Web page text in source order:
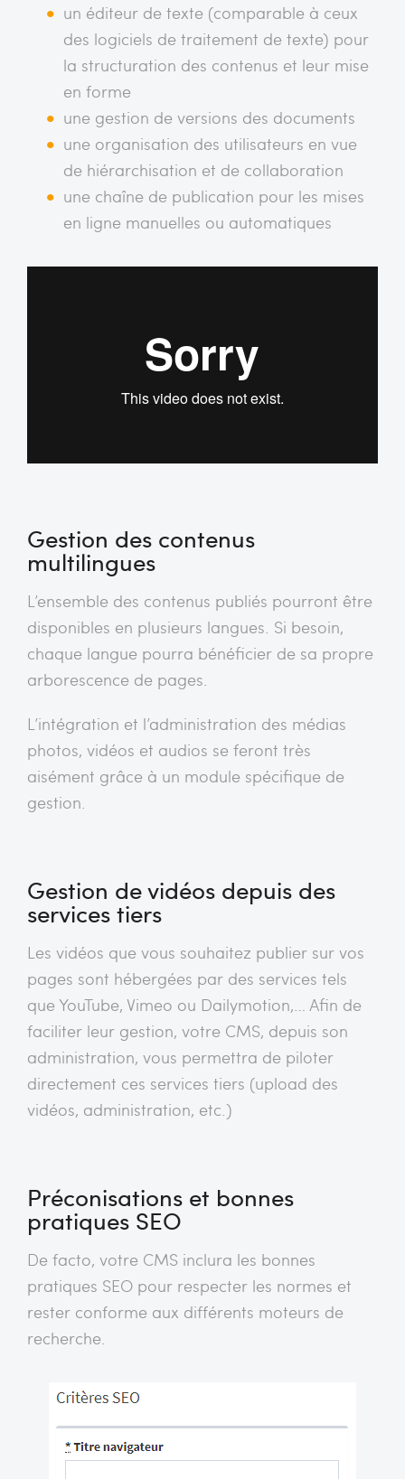
un éditeur de texte (comparable à ceux
des logiciels de traitement de texte) pour
la structuration des contenus et leur mise
en forme
une gestion de versions des documents
une organisation des utilisateurs en vue
de hiérarchisation et de collaboration
une chaîne de publication pour les mises
en ligne manuelles ou automatiques
Gestion des contenus
multilingues
L’ensemble des contenus publiés pourront être
disponibles en plusieurs langues. Si besoin,
chaque langue pourra bénéficier de sa propre
arborescence de pages.
L’intégration et l’administration des médias
photos, vidéos et audios se feront très
aisément grâce à un module spécifique de
gestion.
Gestion de vidéos depuis des
services tiers
Les vidéos que vous souhaitez publier sur vos
pages sont hébergées par des services tels
que YouTube, Vimeo ou Dailymotion,… Afin de
faciliter leur gestion, votre CMS, depuis son
administration, vous permettra de piloter
directement ces services tiers (upload des
vidéos, administration, etc.)
Préconisations et bonnes
pratiques SEO
De facto, votre CMS inclura les bonnes
pratiques SEO pour respecter les normes et
rester conforme aux différents moteurs de
recherche.